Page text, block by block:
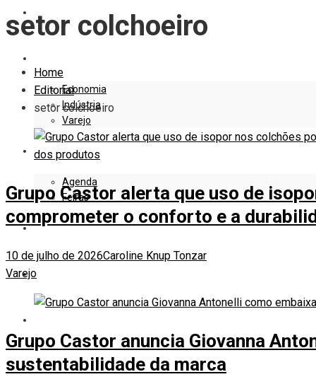
Economia
Indústria
Varejo
EVENTOS
Agenda
Feiras
DESIGN
MARKETING
AUTORES
setor colchoeiro
Home
Editorial
setor colchoeiro
Grupo Castor alerta que uso de
comprometer o conforto e a
10 de julho de 2026Caroline Knup Tonzar
Varejo
Grupo Castor anuncia Giovanna
sustentabilidade da marca